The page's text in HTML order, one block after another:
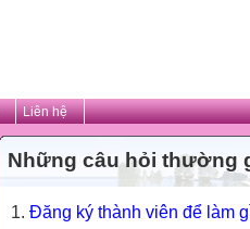
Liên hệ
Những câu hỏi thường
Đăng ký thành viên để làm